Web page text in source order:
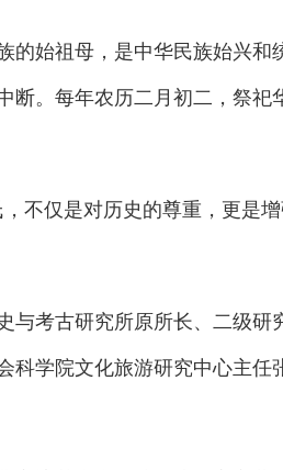
始祖母，是中华民族始兴和
断。每年农历二月初二，祭祀
仅是对历史的尊重，更是
考古研究所原所长、二级研
科学院文化旅游研究中心主任